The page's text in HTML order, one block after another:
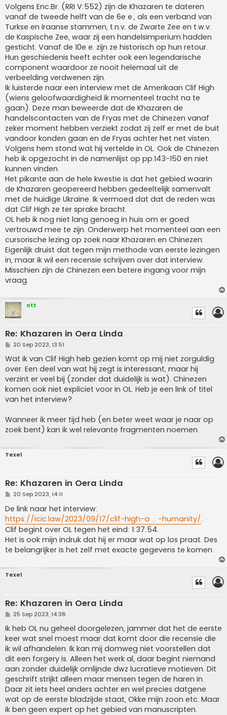
s
t
Volgens Enc.Br. (RRI V:552) zijn de Khazaren te dateren
vanaf de tweede helft van de 6e e., als een verband van
Turkse en Iraanse stammen, t.n.v. de Zwarte Zee en t.w.v.
de Kaspische Zee, waar zij een handelsimperium hadden
gesticht. Vanaf de 10e e. zijn ze historisch op hun retour.
Hun geschiedenis heeft echter ook een legendarische
component waardoor ze nooit helemaal uit de
verbeelding verdwenen zijn.
Ik luisterde naar een interview met de Amerikaan Clif High
(wiens geloofwaardigheid ik momenteel tracht na te
gaan). Deze man beweerde dat de Khazaren de
handelscontacten van de Fryas met de Chinezen vanaf
zeker moment hebben verziekt zodat zij zelf er met de buit
vandoor konden gaan en de Fryas achter het net visten.
Volgens hem stond wat hij vertelde in OL. Ook de Chinezen
heb ik opgezocht in de namenlijst op pp.143-150 en niet
kunnen vinden.
Het pikante aan de hele kwestie is dat het gebied waarin
de Khazaren geopereerd hebben gedeeltelijk samenvalt
met de huidige Ukraine. Ik vermoed dat dat de reden was
dat Clif High ze ter sprake bracht.
OL heb ik nog niet lang genoeg in huis om er goed
vertrouwd mee te zijn. Onderwerp het momenteel aan een
cursorische lezing op zoek naar Khazaren en Chinezen.
Eigenlijk druist dat tegen mijn methode van eerste lezingen
in, maar ik wil een recensie schrijven over dat interview.
Misschien zijn de Chinezen een betere ingang voor mijn
vraag.
ott
Re: Khazaren in Oera Linda
P
s
t
20 Sep 2023, 13:51
Wat ik van Clif High heb gezien komt op mij niet zorguldig
over. Een deel van wat hij zegt is interessant, maar hij
verzint er veel bij (zonder dat duidelijk is wat). Chinezen
komen ook niet expliciet voor in OL. Heb je een link of titel
van het interview?
Wanneer ik meer tijd heb (en beter weet waar je naar op
zoek bent) kan ik wel relevante fragmenten noemen.
Texel
Re: Khazaren in Oera Linda
P
s
t
20 Sep 2023, 14:11
De link naar het interview:
https://icic.law/2023/09/17/clif-high-a ... -humanity/.
Clif begint over OL tegen het eind: 1:37:54.
Het is ook mijn indruk dat hij er maar wat op los praat. Des
te belangrijker is het zelf met exacte gegevens te komen.
Texel
Re: Khazaren in Oera Linda
P
s
t
25 Sep 2023, 14:38
Ik heb OL nu geheel doorgelezen, jammer dat het de eerste
keer wat snel moest maar dat komt door die recensie die
ik wil afhandelen. Ik kan mij domweg niet voorstellen dat
dit een forgery is. Alleen het werk al, daar begint niemand
aan zonder duidelijk omlijnde dwz lucratieve motieven. Dit
geschrift strijkt alleen maar mensen tegen de haren in.
Daar zit iets heel anders achter en wel precies datgene
wat op de eerste bladzijde staat, Okke mijn zoon etc. Maar
ik ben geen expert op het gebied van manuscripten.